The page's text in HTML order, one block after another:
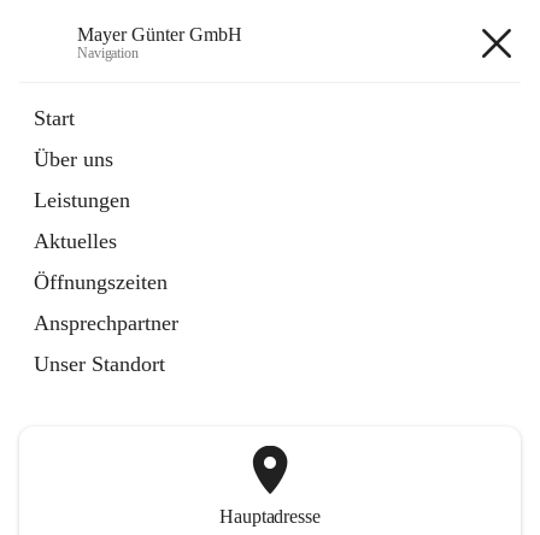
Mayer Günter GmbH
Navigation
Start
Über uns
Leistungen
Aktuelles
Öffnungszeiten
Ansprechpartner
Unser Standort
Artikel
in
Tab
TRANSPORTE
Artikel
öffnet
in
neuem
Tab
Hauptadresse